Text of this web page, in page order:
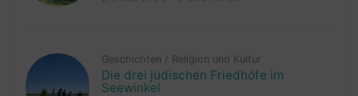
Geschichten / Religion und Kultur
Die drei jüdischen Friedhöfe im
Seewinkel